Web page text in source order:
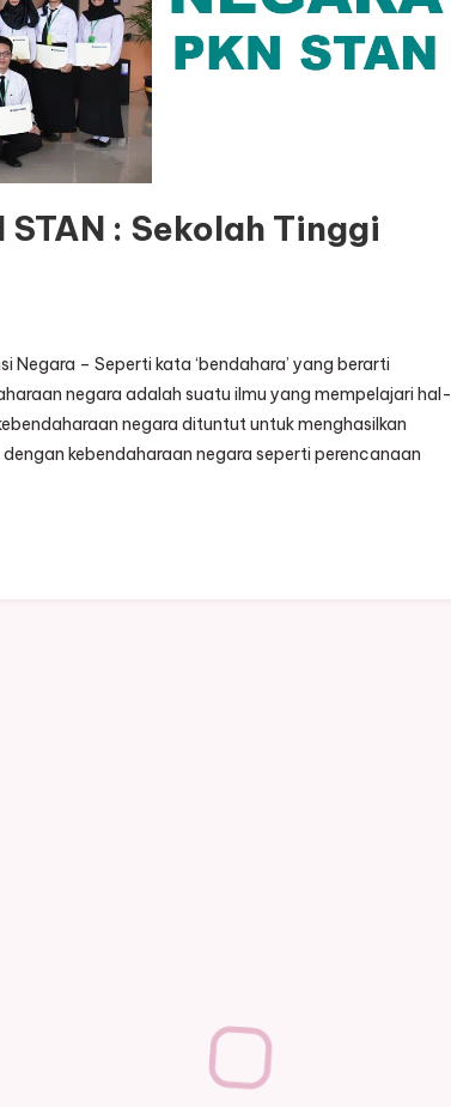
: Sekolah Tinggi
Negara – Seperti kata ‘bendahara’ yang berarti
negara adalah suatu ilmu yang mempelajari hal-
negara dituntut untuk menghasilkan
kebendaharaan negara seperti perencanaan